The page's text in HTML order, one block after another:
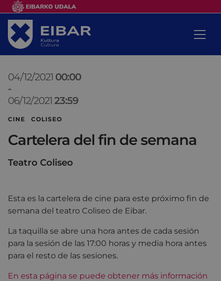
04/12/2021 00:00
-
06/12/2021 23:59
CINE COLISEO
Cartelera del fin de semana
Teatro Coliseo
Esta es la cartelera de cine para este próximo fin de
semana del teatro Coliseo de Eibar.
La taquilla se abre una hora antes de cada sesión
para la sesión de las 17:00 horas y media hora antes
para el resto de las sesiones.
En esta página se puede obtener más información